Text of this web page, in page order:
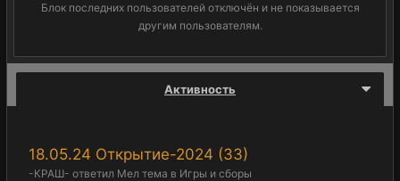
Блок последних пользователей отключён и не показывается
другим пользователям.
Активность
18.05.24 Открытие-2024 (ЗЗ)
-КРАШ- ответил Мел тема в Игры и сборы